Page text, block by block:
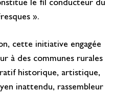
le fil conducteur du
».
cette initiative engagée
à des communes rurales
historique, artistique,
inattendu, rassembleur